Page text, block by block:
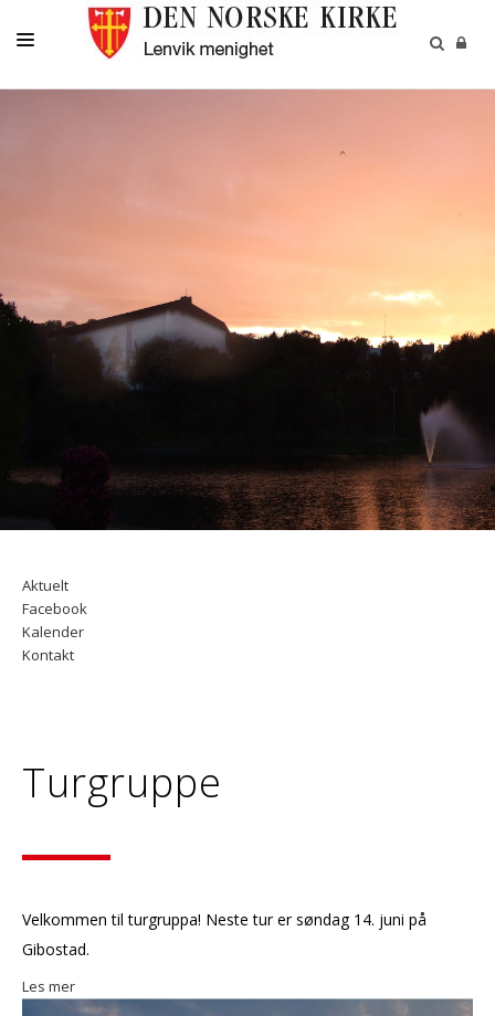
MENIGHETEN
Aktuelt
Facebook
Kalender
Kontakt
Turgruppe
Velkommen til turgruppa! Neste tur er søndag 14. juni på
Gibostad.
Les mer